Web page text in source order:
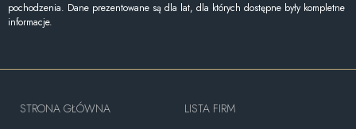
pochodzenia. Dane prezentowane są dla lat, dla których dostępne były kompletne
informacje.
STRONA GŁÓWNA
LISTA FIRM